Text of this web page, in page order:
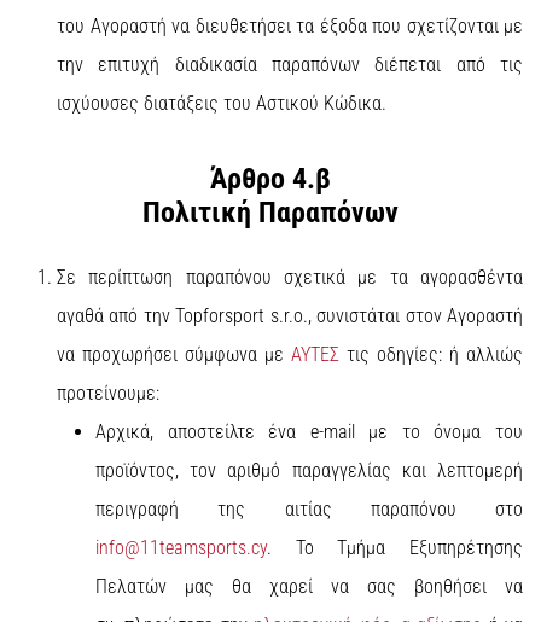
του Αγοραστή να διευθετήσει τα έξοδα που σχετίζονται με
την επιτυχή διαδικασία παραπόνων διέπεται από τις
ισχύουσες διατάξεις του Αστικού Κώδικα.
Άρθρο 4.β
Πολιτική Παραπόνων
Σε περίπτωση παραπόνου σχετικά με τα αγορασθέντα
αγαθά από την Topforsport s.r.o., συνιστάται στον Αγοραστή
να προχωρήσει σύμφωνα με ΑΥΤΕΣ τις οδηγίες: ή αλλιώς
προτείνουμε:
Αρχικά, αποστείλτε ένα e-mail με το όνομα του
προϊόντος, τον αριθμό παραγγελίας και λεπτομερή
περιγραφή της αιτίας παραπόνου στο
info@11teamsports.cy. Το Τμήμα Εξυπηρέτησης
Πελατών μας θα χαρεί να σας βοηθήσει να